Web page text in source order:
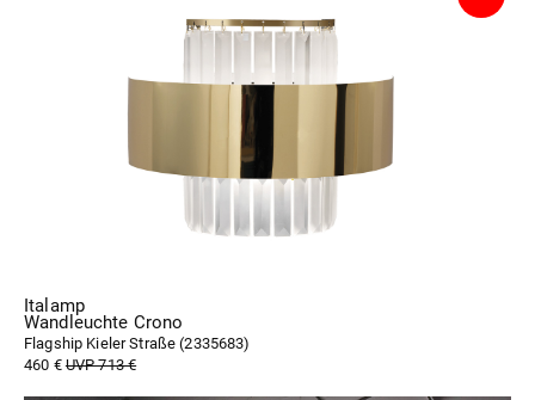
Italamp
Wandleuchte Crono
Flagship Kieler Straße (2335683)
460 €UVP 713 €